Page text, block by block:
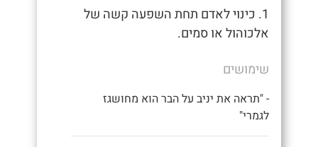
1. כינוי לאדם תחת השפעה קשה של
אלכוהול או סמים.
שימושים
- "תראה את יניב על הבר הוא מחושגז
לגמרי"